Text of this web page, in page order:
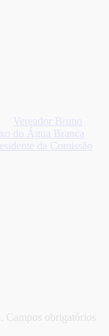
Vereador Bruno
do Água Branca
da Comissão
Campos obrigatórios